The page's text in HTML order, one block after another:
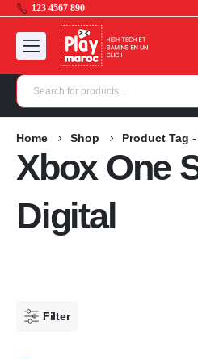
123 4567 890
Home Shop Product Tag -
Xbox One
Digital
Filter